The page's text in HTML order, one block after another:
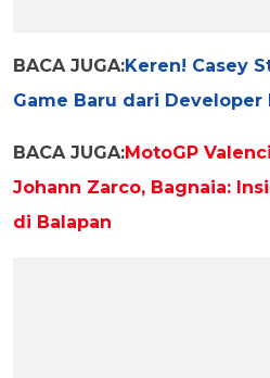
BACA JUGA:Keren! Casey
Game Baru dari Developer
BACA JUGA:MotoGP
Johann Zarco, Bagnaia:
di Balapan